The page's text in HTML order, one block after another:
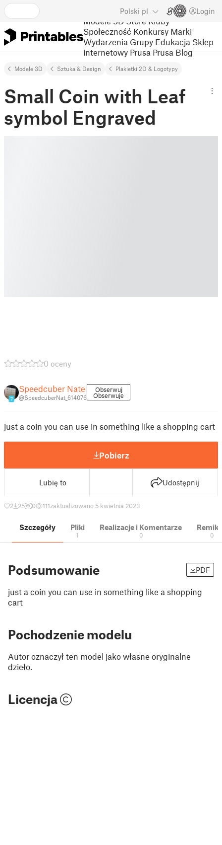
Polski pl Login
Modele 3D Store Kluby
Społeczność Konkursy Marki
Wydarzenia Grupy Edukacja Sklep
internetowy Prusa Prusa Blog
Modele 3D Sztuka & Design Plakietki 2D & Logotypy
Small Coin with Leaf
symbol Engraved
0 oceny
7
Speedcuber Nate
@SpeedcuberNat_614076
Obserwuj
Obserwuje
just a coin you can use in something like a shopping cart
Pobierz
Lubię to Udostępnij
2 25 0 111zaktualizowano 5 kwietnia 2023
Szczegóły Pliki
1
Realizacje i Komentarze
0 0
Podsumowanie PDF
just a coin you can use in something like a shopping
cart
Pochodzenie modelu
Autor oznaczył ten model jako własne oryginalne
dzieło.
Licencja